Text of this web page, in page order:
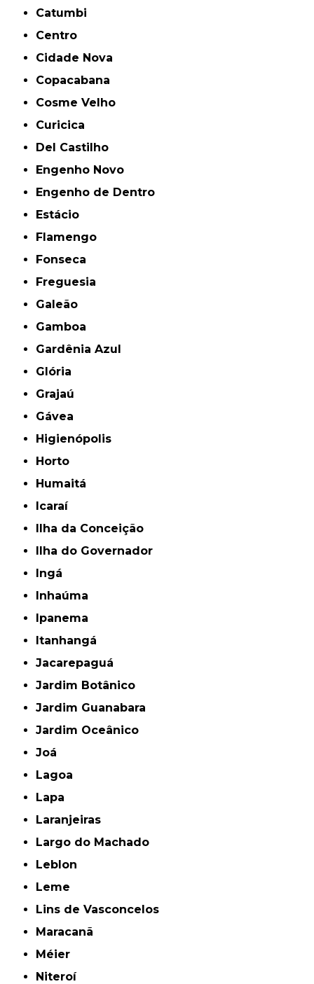
Catumbi
Centro
Cidade Nova
Copacabana
Cosme Velho
Curicica
Del Castilho
Engenho Novo
Engenho de Dentro
Estácio
Flamengo
Fonseca
Freguesia
Galeão
Gamboa
Gardênia Azul
Glória
Grajaú
Gávea
Higienópolis
Horto
Humaitá
Icaraí
Ilha da Conceição
Ilha do Governador
Ingá
Inhaúma
Ipanema
Itanhangá
Jacarepaguá
Jardim Botânico
Jardim Guanabara
Jardim Oceânico
Joá
Lagoa
Lapa
Laranjeiras
Largo do Machado
Leblon
Leme
Lins de Vasconcelos
Maracanã
Méier
Niteroí